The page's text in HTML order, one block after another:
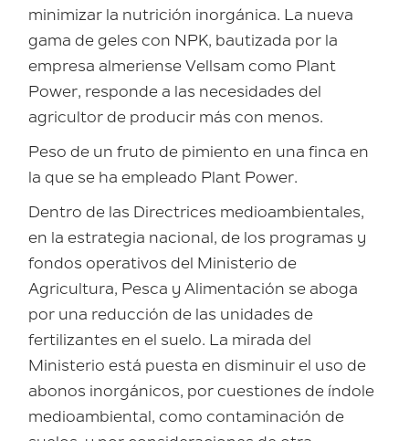
minimizar la nutrición inorgánica. La nueva
gama de geles con NPK, bautizada por la
empresa almeriense Vellsam como Plant
Power, responde a las necesidades del
agricultor de producir más con menos.
Peso de un fruto de pimiento en una finca en
la que se ha empleado Plant Power.
Dentro de las Directrices medioambientales,
en la estrategia nacional, de los programas y
fondos operativos del Ministerio de
Agricultura, Pesca y Alimentación se aboga
por una reducción de las unidades de
fertilizantes en el suelo. La mirada del
Ministerio está puesta en disminuir el uso de
abonos inorgánicos, por cuestiones de índole
medioambiental, como contaminación de